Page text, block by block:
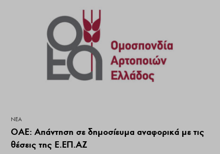
ΝΕΑ
OAE: Απάντηση σε δημοσίευμα αναφορικά με τις
θέσεις της Ε.ΕΠ.ΑΖ